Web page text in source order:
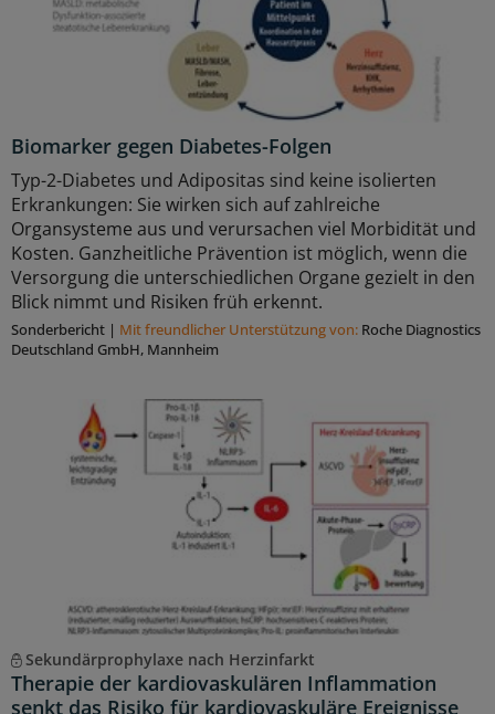
Biomarker gegen Diabetes-Folgen
Typ-2-Diabetes und Adipositas sind keine isolierten
Erkrankungen: Sie wirken sich auf zahlreiche
Organsysteme aus und verursachen viel Morbidität und
Kosten. Ganzheitliche Prävention ist möglich, wenn die
Versorgung die unterschiedlichen Organe gezielt in den
Blick nimmt und Risiken früh erkennt.
Sonderbericht | Mit freundlicher Unterstützung von: Roche Diagnostics
Deutschland GmbH, Mannheim
Sekundärprophylaxe nach Herzinfarkt
Therapie der kardiovaskulären Inflammation
senkt das Risiko für kardiovaskuläre Ereignisse